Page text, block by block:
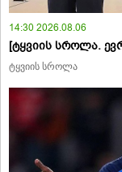
14:30 2026.08.06
[ტყვიის სროლა.
ტყვიის სროლა